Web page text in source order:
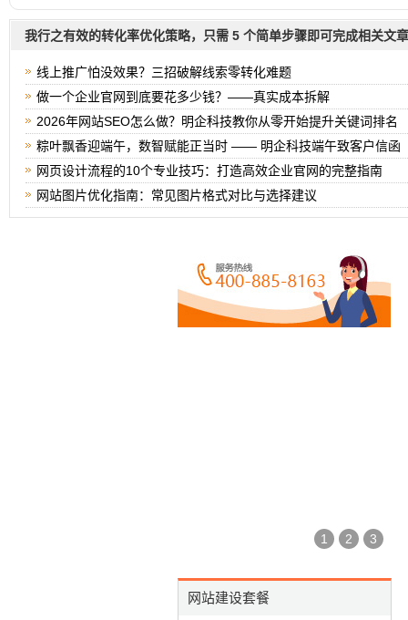
我行之有效的转化率优化策略，只需 5 个简单步骤即可完成相关文
线上推广怕没效果？三招破解线索零转化难题
做一个企业官网到底要花多少钱？——真实成本拆解
2026年网站SEO怎么做？明企科技教你从零开始提升关键词排名
粽叶飘香迎端午，数智赋能正当时 —— 明企科技端午致客户信函
网页设计流程的10个专业技巧：打造高效企业官网的完整指南
网站图片优化指南：常见图片格式对比与选择建议
1 2 3
网站建设套餐